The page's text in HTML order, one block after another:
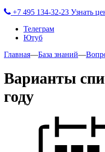
+7 495 134-32-23 Узнать
Телеграм
Ютуб
Главная—База знаний—
Варианты
году